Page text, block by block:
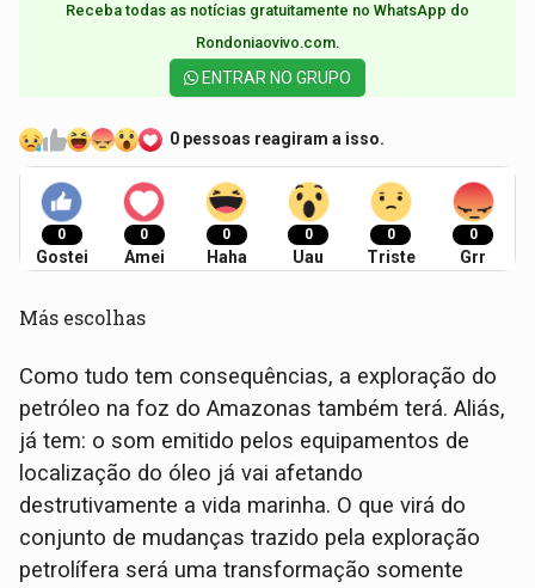
Receba todas as notícias gratuitamente no WhatsApp do
Rondoniaovivo.com.​
ENTRAR NO GRUPO
0 pessoas reagiram a isso.
0
Gostei
0
Amei
0
Haha
0
Uau
0
Triste
0
Grr
Más escolhas
Como tudo tem consequências, a exploração do
petróleo na foz do Amazonas também terá. Aliás,
já tem: o som emitido pelos equipamentos de
localização do óleo já vai afetando
destrutivamente a vida marinha. O que virá do
conjunto de mudanças trazido pela exploração
petrolífera será uma transformação somente